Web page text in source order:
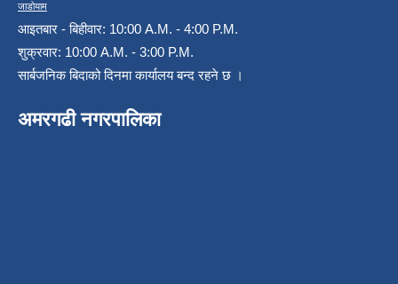
जाडोयाम
आइतबार - बिहीवार: 10:00 A.M. - 4:00 P.M.
शुक्रवार: 10:00 A.M. - 3:00 P.M.
सार्बजनिक बिदाको दिनमा कार्यालय बन्द रहने छ ।
अमरगढी नगरपालिका